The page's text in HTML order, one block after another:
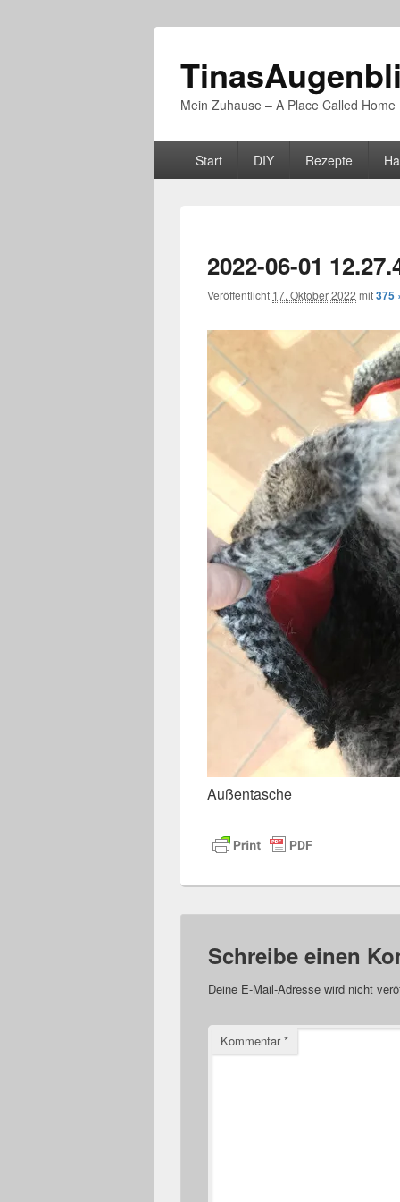
Mein Zuhause – A Place Called Home
PrimäresStart DIY Rezepte
2022-06-01
Veröffentlicht 17. Oktober 2022 mit375
Außentasche
Schreibe einen
Deine E-Mail-Adresse wird nicht
Kommentar*